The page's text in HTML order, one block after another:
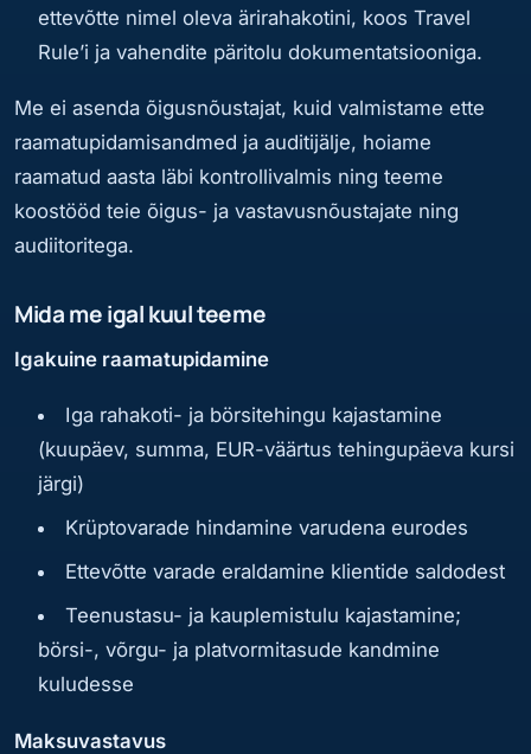
ettevõtte nimel oleva ärirahakotini, koos Travel
Rule’i ja vahendite päritolu dokumentatsiooniga.
Me ei asenda õigusnõustajat, kuid valmistame ette
raamatupidamisandmed ja auditijälje, hoiame
raamatud aasta läbi kontrollivalmis ning teeme
koostööd teie õigus- ja vastavusnõustajate ning
audiitoritega.
Mida me igal kuul teeme
Igakuine raamatupidamine
Iga rahakoti- ja börsitehingu kajastamine
(kuupäev, summa, EUR-väärtus tehingupäeva kursi
järgi)
Krüptovarade hindamine varudena eurodes
Ettevõtte varade eraldamine klientide saldodest
Teenustasu- ja kauplemistulu kajastamine;
börsi-, võrgu- ja platvormitasude kandmine
kuludesse
Maksuvastavus